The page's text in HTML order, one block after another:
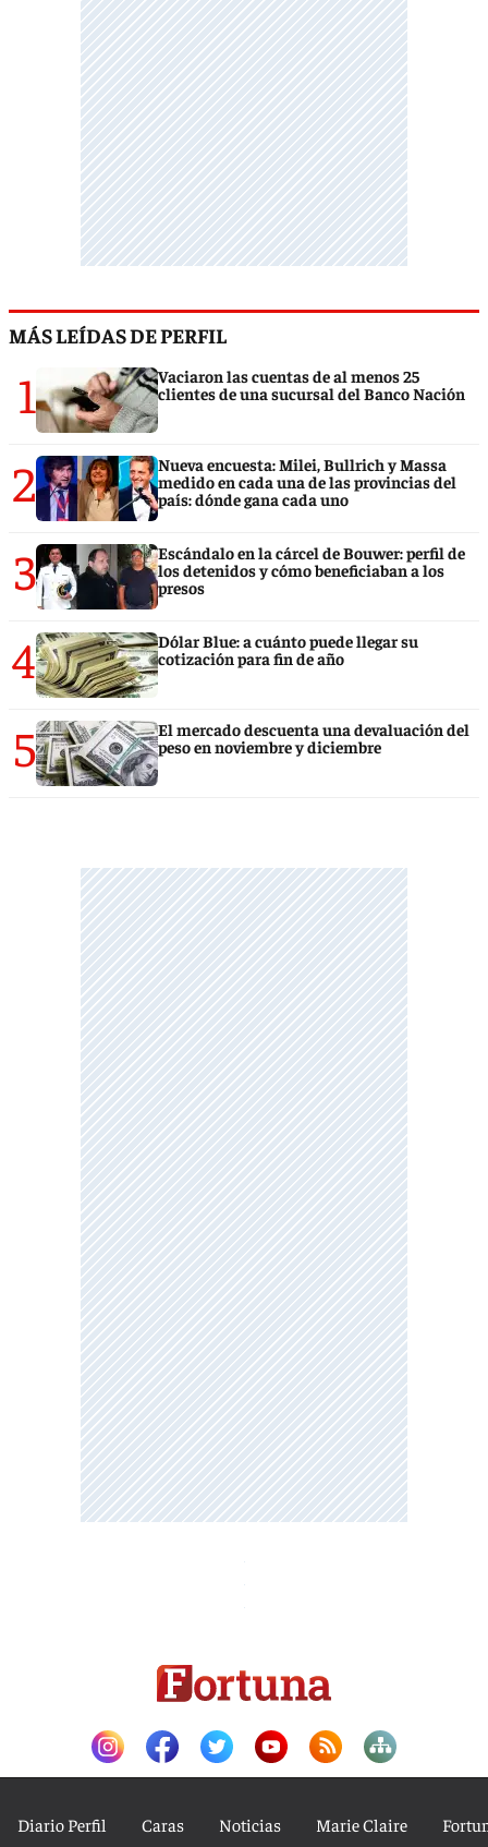
MÁS LEÍDAS DE PERFIL
1
Vaciaron las cuentas de al menos 25
clientes de una sucursal del Banco Nación
2
Nueva encuesta: Milei, Bullrich y Massa
medido en cada una de las provincias del
país: dónde gana cada uno
3
Escándalo en la cárcel de Bouwer: perfil de
los detenidos y cómo beneficiaban a los
presos
4
Dólar Blue: a cuánto puede llegar su
cotización para fin de año
5
El mercado descuenta una devaluación del
peso en noviembre y diciembre
Diario Perfil Caras Noticias Marie Claire